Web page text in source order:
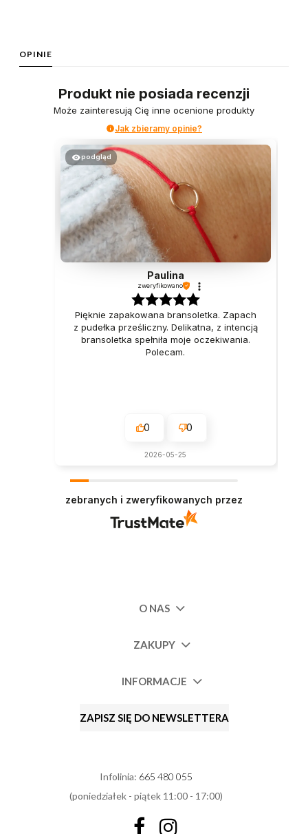
OPINIE
Produkt nie posiada recenzji
Może zainteresują Cię inne ocenione produkty
Jak zbieramy opinie?
podgląd
Paulina
zweryfikowano
Pięknie zapakowana bransoletka. Zapach
z pudełka prześliczny. Delikatna, z intencją
bransoletka spełniła moje oczekiwania.
Polecam.
0 0
2026-05-25
zebranych i zweryfikowanych przez
O NAS
ZAKUPY
INFORMACJE
ZAPISZ SIĘ DO NEWSLETTERA
Infolinia: 665 480 055
(poniedziałek - piątek 11:00 - 17:00)